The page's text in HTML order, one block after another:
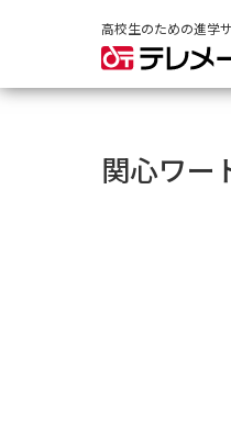
高校生のための進学
関心ワー